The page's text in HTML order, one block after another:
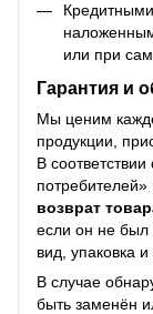
или при
Гарантия и
Мы ценим
продукции,
В
возврат
если он не был
вид, упаковка и
В случае
быть заменён